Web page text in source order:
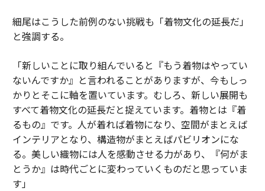
細尾はこうした前例のない挑戦も「着物文化の延長だ」
と強調する。
「新しいことに取り組んでいると『もう着物はやってい
ないんですか』と言われることがありますが、今もしっ
かりとそこに軸を置いています。むしろ、新しい展開も
すべて着物文化の延長だと捉えています。着物とは『着
るもの』です。人が着れば着物になり、空間がまとえば
インテリアとなり、構造物がまとえばパビリオンにな
る。美しい織物には人を感動させる力があり、『何がま
とうか』は時代ごとに変わっていくものだと思っていま
す」